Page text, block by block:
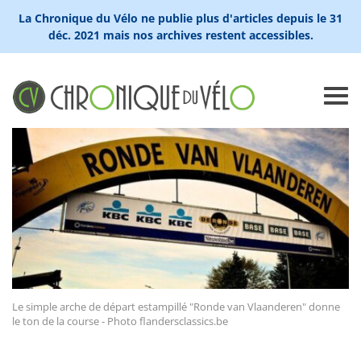
La Chronique du Vélo ne publie plus d'articles depuis le 31
déc. 2021 mais nos archives restent accessibles.
Le simple arche de départ estampillé "Ronde van Vlaanderen" donne
le ton de la course - Photo flandersclassics.be